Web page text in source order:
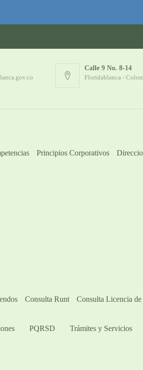
Calle 9 No. 8-14
Floridablanca -
Principios Corporativos
Consulta Runt Consulta Licencia
PQRSD Trámites y Servicios